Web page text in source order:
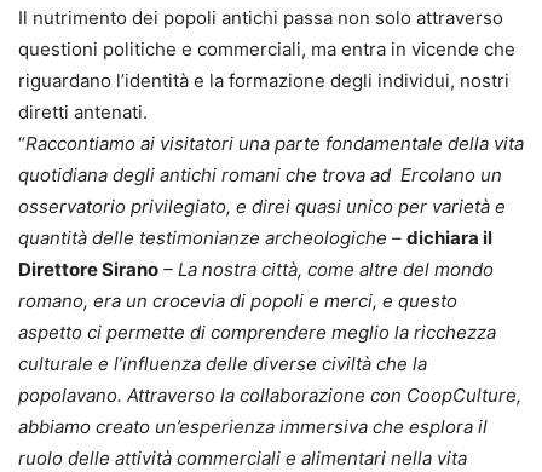
Il nutrimento dei popoli antichi passa non solo attraverso
questioni politiche e commerciali, ma entra in vicende che
riguardano l’identità e la formazione degli individui, nostri
diretti antenati.
“Raccontiamo ai visitatori una parte fondamentale della vita
quotidiana degli antichi romani che trova ad Ercolano un
osservatorio privilegiato, e direi quasi unico per varietà e
quantità delle testimonianze archeologiche – dichiara il
Direttore Sirano – La nostra città, come altre del mondo
romano, era un crocevia di popoli e merci, e questo
aspetto ci permette di comprendere meglio la ricchezza
culturale e l’influenza delle diverse civiltà che la
popolavano. Attraverso la collaborazione con CoopCulture,
abbiamo creato un’esperienza immersiva che esplora il
ruolo delle attività commerciali e alimentari nella vita